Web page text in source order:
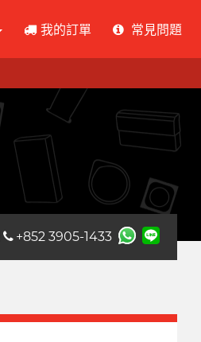
我的訂單 常見問題
+852 3905-1433